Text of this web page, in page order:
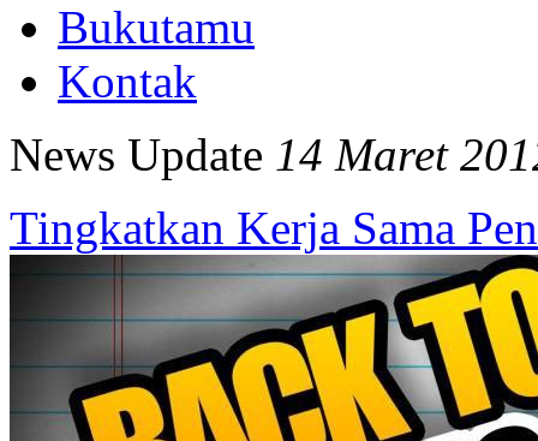
Bukutamu
Kontak
News Update 14 Maret
Tingkatkan Kerja Sama